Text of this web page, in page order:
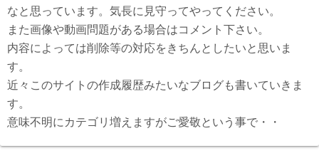
なと思っています。気長に見守ってやってください。
また画像や動画問題がある場合はコメント下さい。
内容によっては削除等の対応をきちんとしたいと思いま
す。
近々このサイトの作成履歴みたいなブログも書いていきま
す。
意味不明にカテゴリ増えますがご愛敬という事で・・